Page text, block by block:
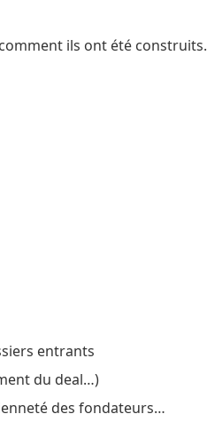
ils ont été construits.
entrants
du deal…)
des fondateurs…